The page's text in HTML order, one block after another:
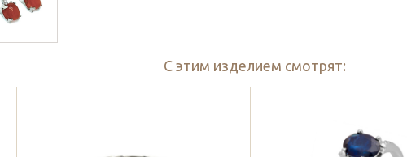
С этим изделием смотрят: